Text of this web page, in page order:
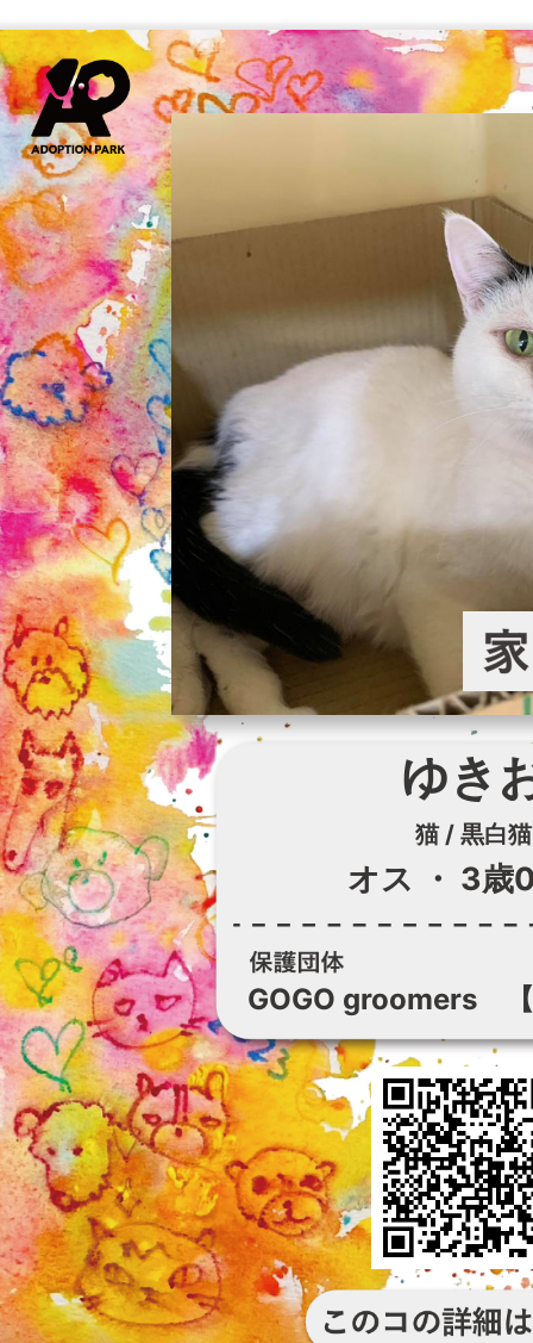
ゆき
猫 / 黒白猫
オス ・ 3歳